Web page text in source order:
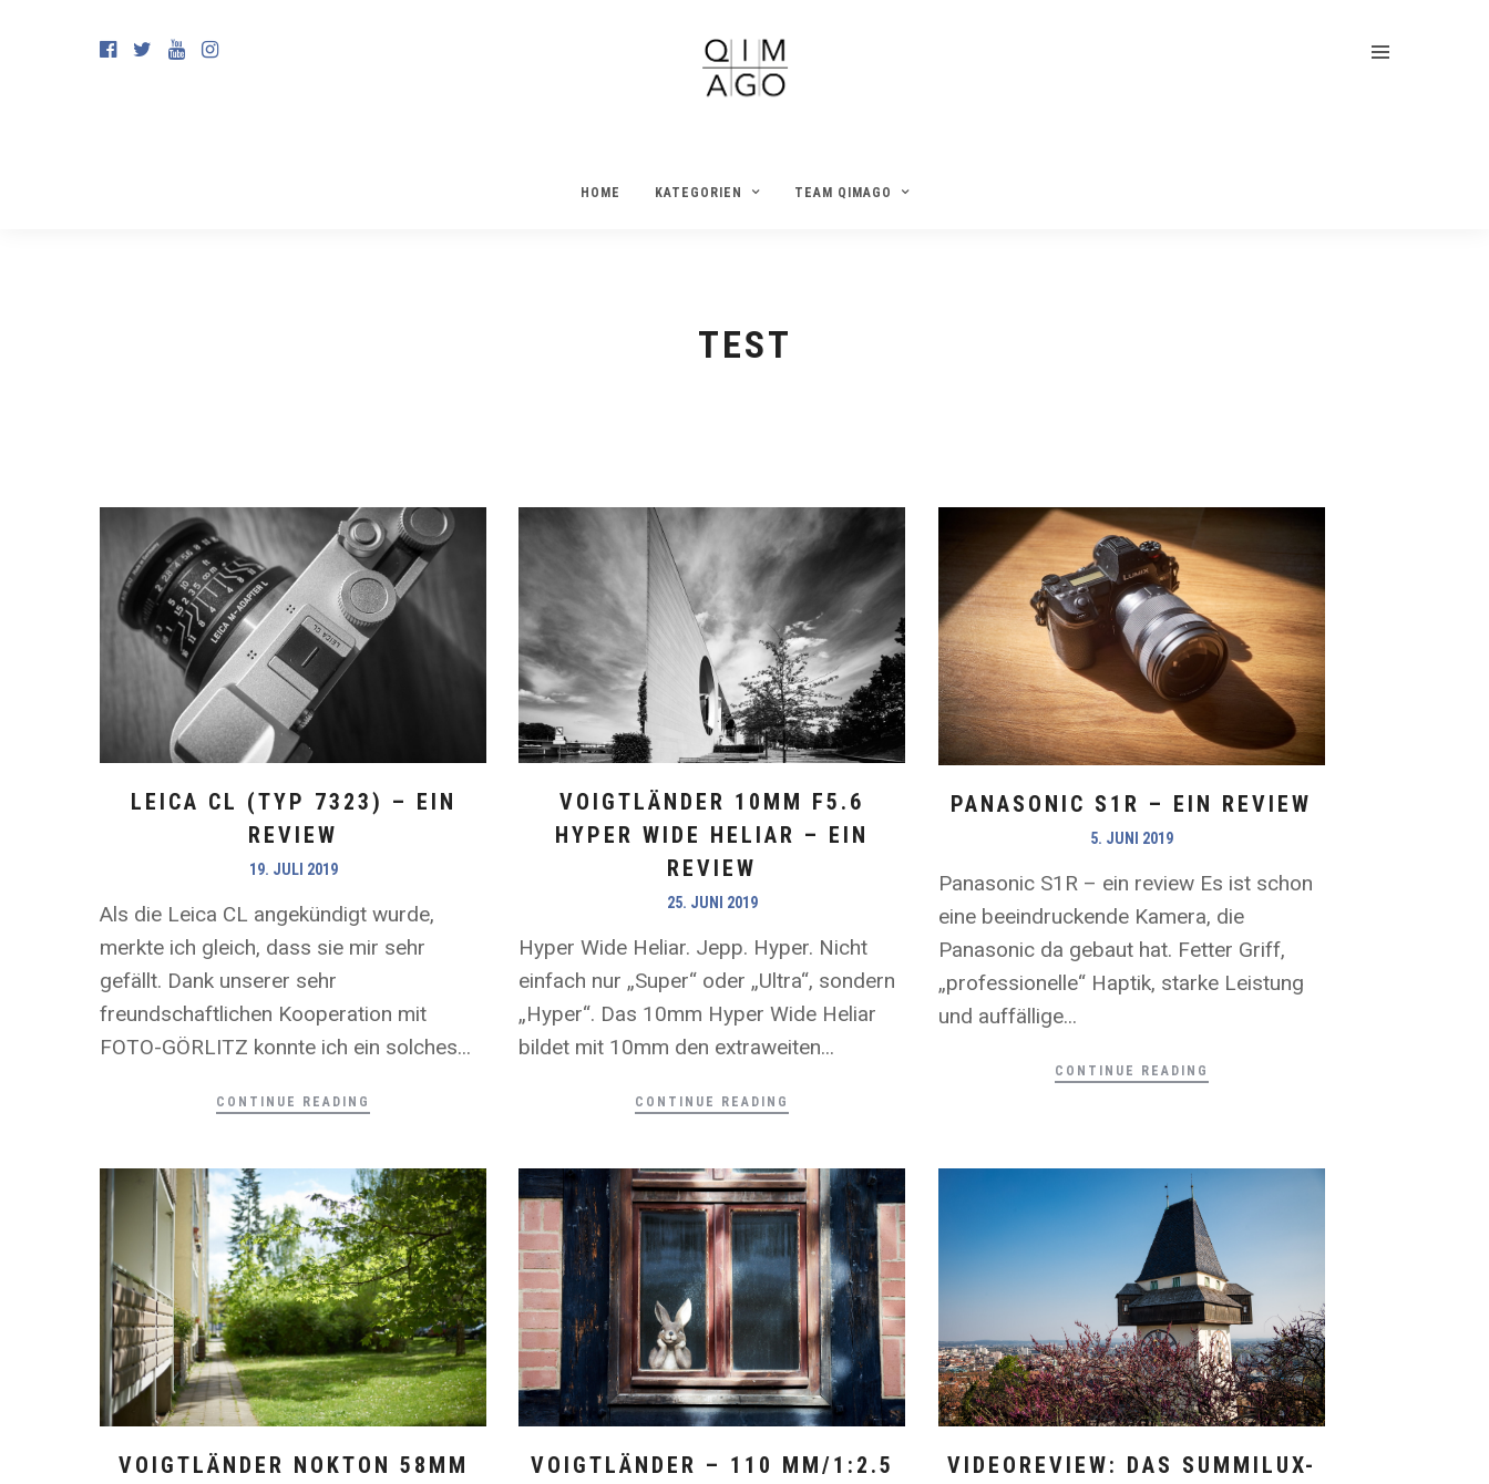
HOME KATEGORIEN TEAM QIMAGO
TEST
LEICA CL (TYP 7323) – EIN
REVIEW
19. JULI 2019
Als die Leica CL angekündigt wurde,
merkte ich gleich, dass sie mir sehr
gefällt. Dank unserer sehr
freundschaftlichen Kooperation mit
FOTO-GÖRLITZ konnte ich ein solches...
CONTINUE READING
VOIGTLÄNDER 10MM F5.6
HYPER WIDE HELIAR – EIN
REVIEW
25. JUNI 2019
Hyper Wide Heliar. Jepp. Hyper. Nicht
einfach nur „Super“ oder „Ultra“, sondern
„Hyper“. Das 10mm Hyper Wide Heliar
bildet mit 10mm den extraweiten...
CONTINUE READING
PANASONIC S1R – EIN REVIEW
5. JUNI 2019
Panasonic S1R – ein review Es ist schon
eine beeindruckende Kamera, die
Panasonic da gebaut hat. Fetter Griff,
„professionelle“ Haptik, starke Leistung
und auffällige...
CONTINUE READING
VOIGTLÄNDER NOKTON 58MM
VOIGTLÄNDER – 110 MM/1:2.5
VIDEOREVIEW: DAS SUMMILUX-